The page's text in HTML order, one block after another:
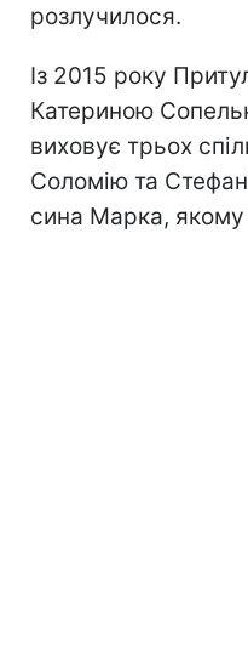
розлучилося.
Із 2015 року
Катериною
виховує трьох
Соломію та
сина Марка, якому